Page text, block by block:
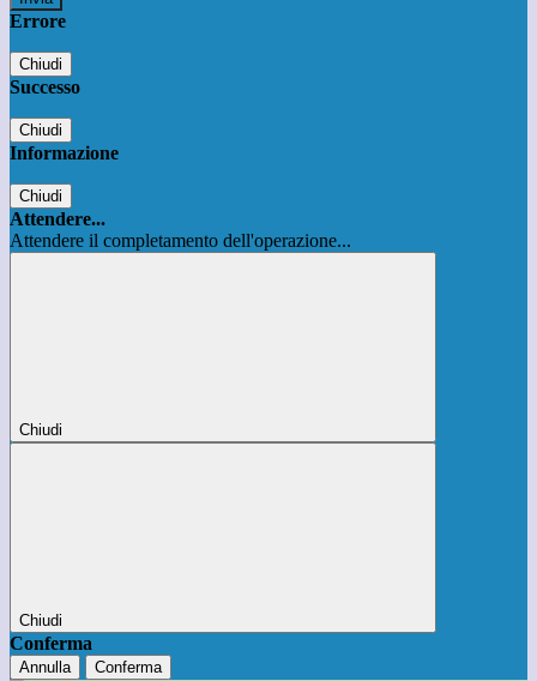
Errore
Chiudi
Successo
Chiudi
Informazione
Chiudi
Attendere...
Attendere il completamento dell'operazione...
Chiudi
Chiudi
Conferma
Annulla Conferma